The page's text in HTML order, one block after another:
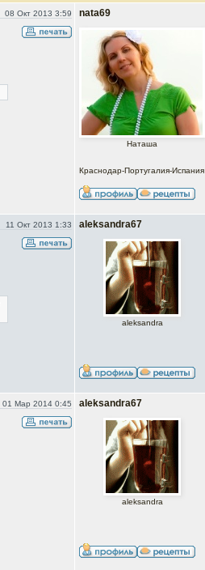
08 Окт 2013 3:59 nata69
Наташа
Краснодар-Португалия-Испания
11 Окт 2013 1:33 aleksandra67
aleksandra
01 Мар 2014 0:45 aleksandra67
aleksandra